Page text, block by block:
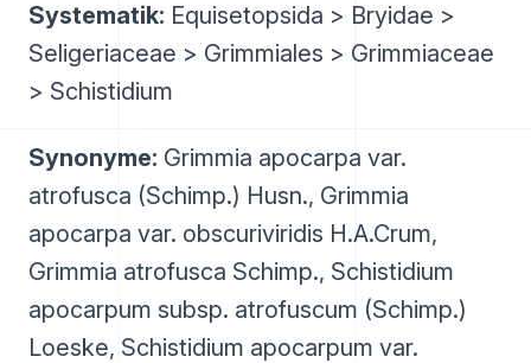
Systematik: Equisetopsida > Bryidae >
Seligeriaceae > Grimmiales > Grimmiaceae
> Schistidium
Synonyme: Grimmia apocarpa var.
atrofusca (Schimp.) Husn., Grimmia
apocarpa var. obscuriviridis H.A.Crum,
Grimmia atrofusca Schimp., Schistidium
apocarpum subsp. atrofuscum (Schimp.)
Loeske, Schistidium apocarpum var.